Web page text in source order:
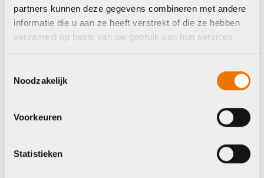
partners kunnen deze gegevens combineren met andere
informatie die u aan ze heeft verstrekt of die ze hebben
verzameld op basis van uw gebruik van hun services.
Noodzakelijk
Voorkeuren
Statistieken
Rfr PEDALS ROAD
LOOK HPP
€84,95